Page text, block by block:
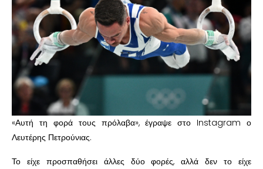
«Αυτή τη φορά τους πρόλαβα», έγραψε στο Instagram ο
Λευτέρης Πετρούνιας.
Το είχε προσπαθήσει άλλες δύο φορές, αλλά δεν το είχε